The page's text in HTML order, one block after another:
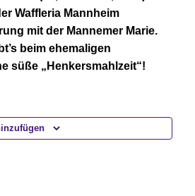
Waffleria Mannheim
mit der Mannemer Marie.
beim ehemaligen
süße „Henkersmahlzeit“!